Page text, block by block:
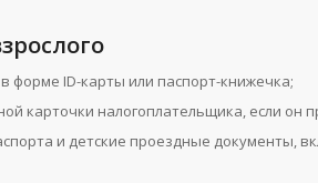
форме ID-карты или паспорт-книжечка;
карточки налогоплательщика, если он
и детские проездные документы,